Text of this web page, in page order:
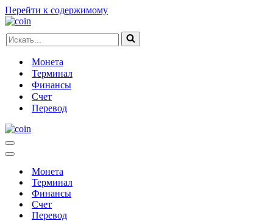
Перейти к содержимому
Искать...
Монета
Терминал
Финансы
Счет
Перевод
Меню
навигации
Меню
навигацииМонета
Терминал
Финансы
Счет
Перевод